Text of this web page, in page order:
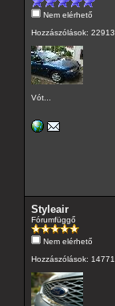
Nem elérhető
Hozzászólások: 22913
Vót...
Styleair
Fórumfüggő
Nem elérhető
Hozzászólások: 14771